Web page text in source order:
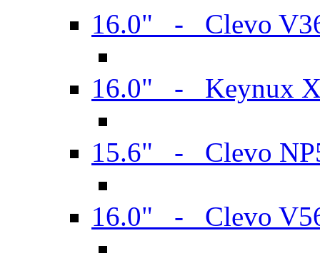
16.0" - Clevo
16.0" - Keynux
15.6" - Clevo
16.0" - Clevo